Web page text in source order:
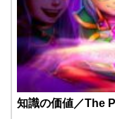
知識の価値／The